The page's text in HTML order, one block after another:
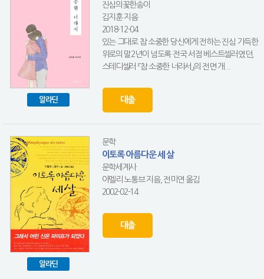
알라딘
진심의꽃한송이
김지훈 지음
2018-12-04
있는 그대로 참 소중한 당신에게 전하는 진심 가득한
위로의 말2년이 넘도록 전국 서점 베스트셀러였던,
스테디셀러 『참 소중한 너라서』의 전면 개...
대출
알라딘
문학
이토록 아름다운 세 살
문학세계사
아멜리 노통브 지음, 전미연 옮김
2002-02-14
대출